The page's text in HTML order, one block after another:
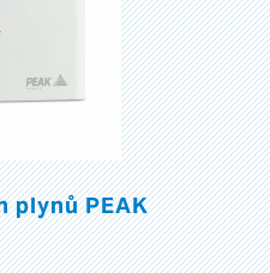
plynů PEAK